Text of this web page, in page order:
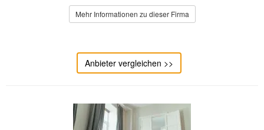
Mehr Informationen zu dieser Firma
Anbieter vergleichen >>